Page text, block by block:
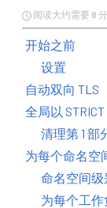
阅读大约需要 8
开始之前
设置
自动双向 TLS
全局以
清理第 1 部
为每个命名空
命名空间级
为每个工作